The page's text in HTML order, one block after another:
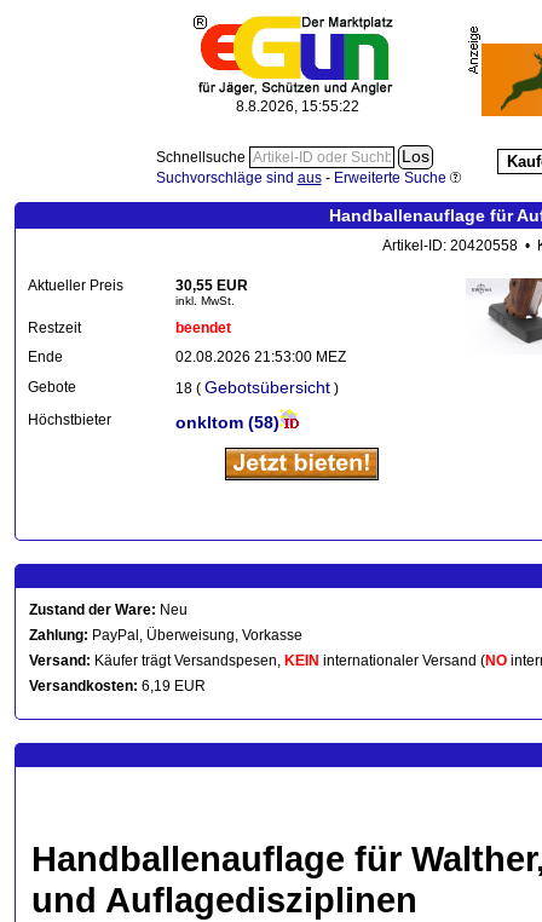
8.8.2026, 15:55:23
Schnellsuche
Suchvorschläge sind aus- Erweiterte Suche
Handballenauflage für
Artikel-ID: 20420558 •
Aktueller Preis 30,55 EUR
inkl. MwSt.
Restzeit
beendet
Ende
02.08.2026 21:53:00 MEZ
Gebote
18 ( Gebotsübersicht )
Höchstbieter
onkltom (58)
Zustand der Ware: Neu
Zahlung: PayPal, Überweisung, Vorkasse
Versand: Käufer trägt Versandspesen, KEIN internationaler Versand (NO
Versandkosten: 6,19 EUR
Handballenauflage für
und Auflagedisziplinen